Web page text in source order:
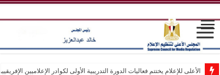
الأعلى للإعلام يختتم فعاليات الدورة التدريبية الأولى لكوادر الإعلاميين